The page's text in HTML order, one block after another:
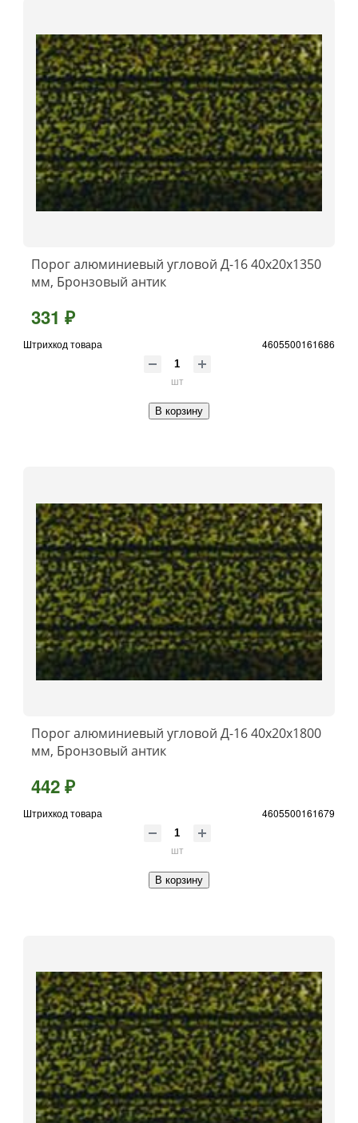
Порог алюминиевый угловой Д-16 40x20x1350
мм, Бронзовый антик
331 ₽
Штрихкод товара 4605500161686
шт
В корзину
Порог алюминиевый угловой Д-16 40x20x1800
мм, Бронзовый антик
442 ₽
Штрихкод товара 4605500161679
шт
В корзину